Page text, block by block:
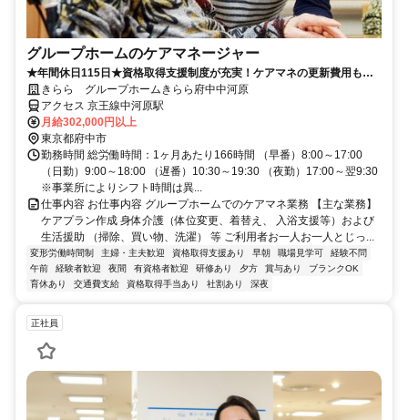
グループホームのケアマネージャー
★年間休日115日★資格取得支援制度が充実！ケアマネの更新費用も会
社負担！！
きらら グループホームきらら府中中河原
アクセス 京王線中河原駅
月給302,000円以上
東京都府中市
勤務時間 総労働時間：1ヶ月あたり166時間 （早番）8:00～17:00
（日勤）9:00～18:00 （遅番）10:30～19:30 （夜勤）17:00～翌9:30
※事業所によりシフト時間は異...
仕事内容 お仕事内容 グループホームでのケアマネ業務 【主な業務】
ケアプラン作成 身体介護（体位変更、着替え、 入浴支援等）および
生活援助 （掃除、買い物、洗濯） 等 ご利用者お一人お一人とじっ...
変形労働時間制 主婦・主夫歓迎 資格取得支援あり 早朝 職場見学可
経験不問
午前
経験者歓迎 夜間 有資格者歓迎 研修あり 夕方 賞与あり
ブランクOK
育休あり
交通費支給 資格取得手当あり 社割あり 深夜
正社員